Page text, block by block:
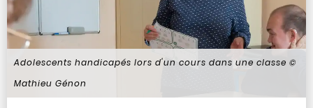
Adolescents handicapés lors d'un cours dans une classe ©
Mathieu Génon